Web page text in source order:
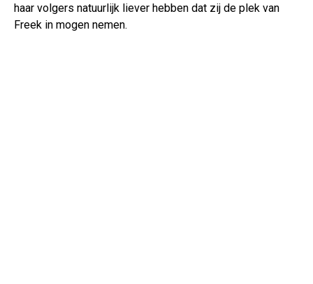
haar volgers natuurlijk liever hebben dat zij de plek van
Freek in mogen nemen.